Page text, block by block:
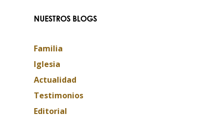
NUESTROS BLOGS
Familia
Iglesia
Actualidad
Testimonios
Editorial